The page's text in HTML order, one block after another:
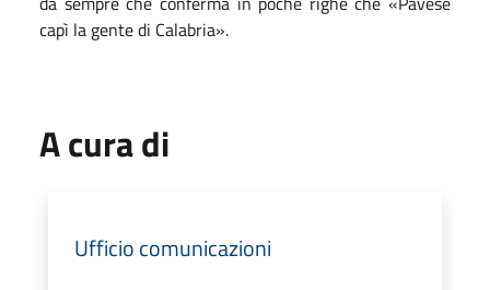
capì la gente di Calabria».
A cura di
Ufficio comunicazioni